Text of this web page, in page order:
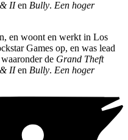
& IIen Bully. Een hoger
en woont en werkt in Los
Games op, en was lead
de Grand Theft
& IIen Bully. Een hoger